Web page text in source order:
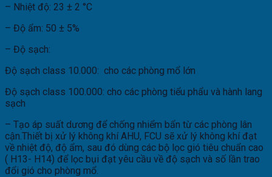
– Nhiệt độ: 23 ± 2 °C
– Độ ẩm: 50 ± 5%
– Độ sạch:
Độ sạch class 10.000: cho các phòng mổ lớn
Độ sạch class 100.000: cho các phòng tiểu phẩu và hành lang
sạch
– Tạo áp suất dương để chống nhiểm bẩn từ các phòng lân
cận.Thiết bị xử lý không khí AHU, FCU sẽ xử lý không khí đạt
về nhiệt độ, độ ẩm, sau đó dùng các bộ lọc gió tiêu chuẩn cao
( H13- H14) để lọc bụi đạt yêu cầu về độ sạch và số lần trao
đổi gió cho phòng mổ.